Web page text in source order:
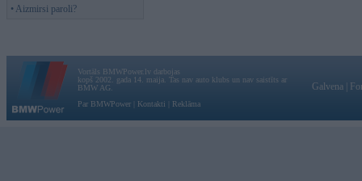
• Aizmirsi paroli?
Vortāls BMWPower.lv darbojas
kopš 2002. gada 14. maija. Tas nav auto klubs un nav saistīts ar
BMW AG.
Par BMWPower
Kontakti Reklāma
Galvena